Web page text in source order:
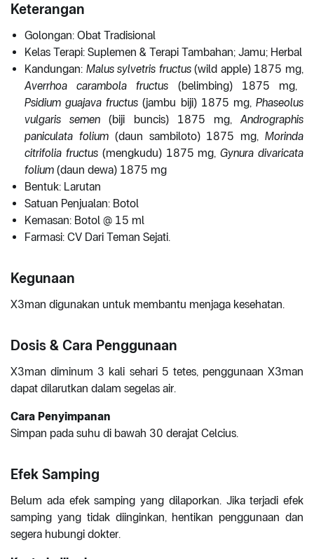
Keterangan
Golongan: Obat Tradisional
Kelas Terapi: Suplemen & Terapi Tambahan; Jamu; Herbal
Kandungan: Malus sylvetris fructus(wild apple) 1875 mg,
Averrhoa carambola fructus (belimbing) 1875 mg,
Psidium guajava fructus (jambu biji) 1875 mg,Phaseolus
vulgaris semen (biji buncis) 1875 mg,Andrographis
paniculata folium(daun sambiloto) 1875 mg, Morinda
citrifolia fructus(mengkudu) 1875 mg, Gynura divaricata
folium (daun dewa) 1875 mg
Bentuk: Larutan
Satuan Penjualan: Botol
Kemasan: Botol @ 15 ml
Farmasi: CV Dari Teman Sejati.
Kegunaan
X3man digunakan untuk membantu menjaga kesehatan.
Dosis & Cara Penggunaan
X3man diminum 3 kali sehari 5 tetes, penggunaan X3man
dapat dilarutkan dalam segelas air.
Cara Penyimpanan
Simpan pada suhu di bawah 30 derajat Celcius.
Efek Samping
Belum ada efek samping yang dilaporkan. Jika terjadi efek
samping yang tidak diinginkan, hentikan penggunaan dan
segera hubungi dokter.